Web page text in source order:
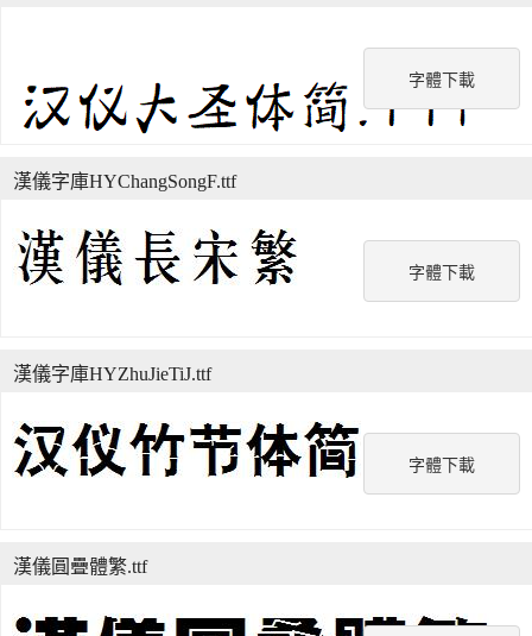
字體下載
字體下載
漢儀字庫HYChangSongF.ttf
字體下載
漢儀字庫HYZhuJieTiJ.ttf
漢儀圓疊體繁.ttf